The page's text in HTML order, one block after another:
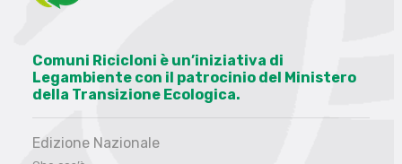
Comuni Ricicloni è un’iniziativa di
Legambiente con il patrocinio del Ministero
della Transizione Ecologica.
Edizione Nazionale